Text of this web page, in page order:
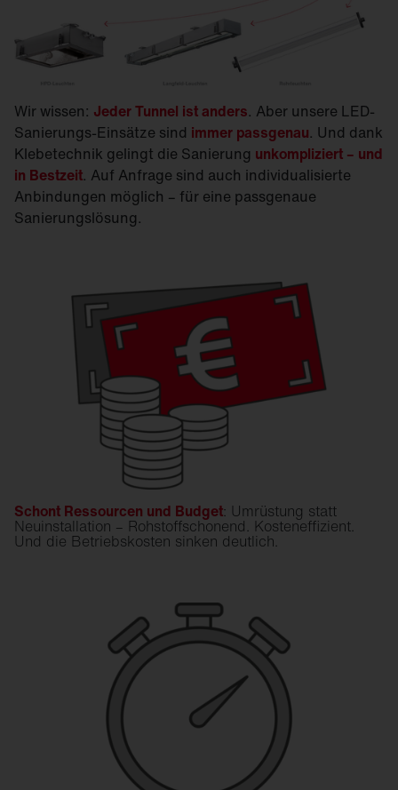
Wir wissen: Jeder Tunnel ist anders. Aber unsere LED-
Sanierungs-Einsätze sind immer passgenau. Und dank
Klebetechnik gelingt die Sanierung unkompliziert – und
in Bestzeit. Auf Anfrage sind auch individualisierte
Anbindungen möglich – für eine passgenaue
Sanierungslösung.
Schont Ressourcen und Budget: Umrüstung statt
Neuinstallation – Rohstoffschonend. Kosteneffizient.
Und die Betriebskosten sinken deutlich.